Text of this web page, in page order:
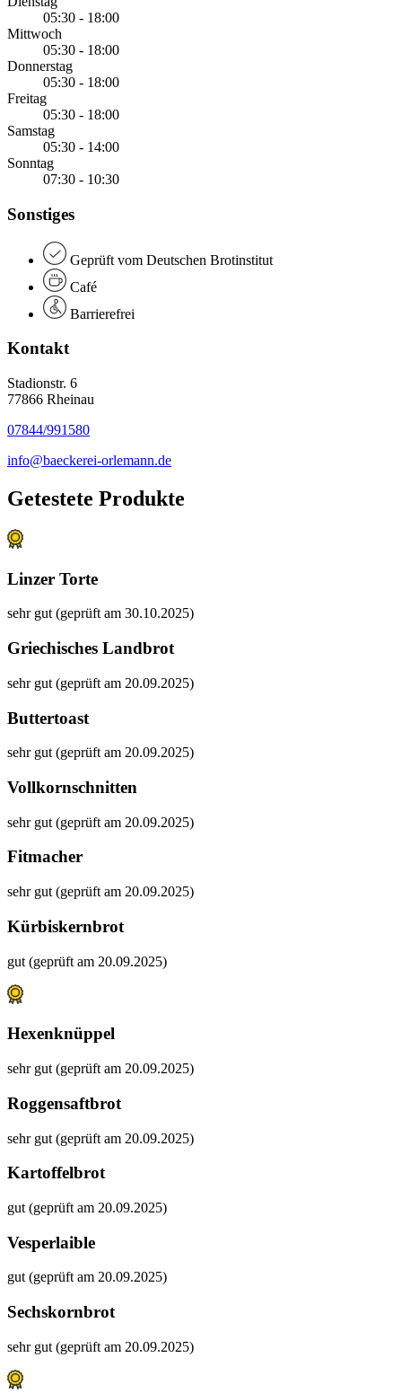
05:30 - 18:00
Mittwoch
05:30 - 18:00
Donnerstag
05:30 - 18:00
Freitag
05:30 - 18:00
Samstag
05:30 - 14:00
Sonntag
07:30 - 10:30
Sonstiges
Geprüft vom Deutschen Brotinstitut
Café
Barrierefrei
Kontakt
Stadionstr. 6
77866 Rheinau
07844/991580
info@baeckerei-orlemann.de
Getestete Produkte
Linzer Torte
sehr gut (geprüft am 30.10.2025)
Griechisches Landbrot
sehr gut (geprüft am 20.09.2025)
Buttertoast
sehr gut (geprüft am 20.09.2025)
Vollkornschnitten
sehr gut (geprüft am 20.09.2025)
Fitmacher
sehr gut (geprüft am 20.09.2025)
Kürbiskernbrot
gut (geprüft am 20.09.2025)
Hexenknüppel
sehr gut (geprüft am 20.09.2025)
Roggensaftbrot
sehr gut (geprüft am 20.09.2025)
Kartoffelbrot
gut (geprüft am 20.09.2025)
Vesperlaible
gut (geprüft am 20.09.2025)
Sechskornbrot
sehr gut (geprüft am 20.09.2025)